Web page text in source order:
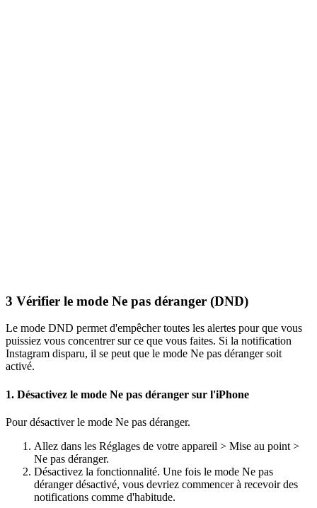
3 Vérifier le mode Ne pas déranger (DND)
Le mode DND permet d'empêcher toutes les alertes pour que vous
puissiez vous concentrer sur ce que vous faites. Si la notification
Instagram disparu, il se peut que le mode Ne pas déranger soit
activé.
1. Désactivez le mode Ne pas déranger sur l'iPhone
Pour désactiver le mode Ne pas déranger.
Allez dans les Réglages de votre appareil > Mise au point >
Ne pas déranger.
Désactivez la fonctionnalité. Une fois le mode Ne pas
déranger désactivé, vous devriez commencer à recevoir des
notifications comme d'habitude.